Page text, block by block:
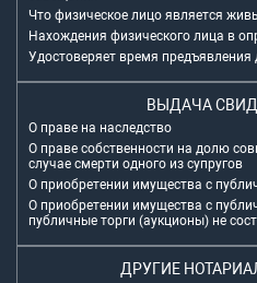
Что физическое лицо является
Нахождения физического лица в
Удостоверяет время предъявления
ВЫДАЧА
О праве на наследство
О праве собственности на долю
случае смерти одного из супругов
О приобретении имущества с
О приобретении имущества с
публичные торги (аукционы) не
ДРУГИЕ